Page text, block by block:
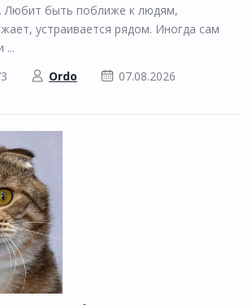
Любит быть поближе к людям,
устраивается рядом. Иногда сам
...
Ordo 07.08.2026